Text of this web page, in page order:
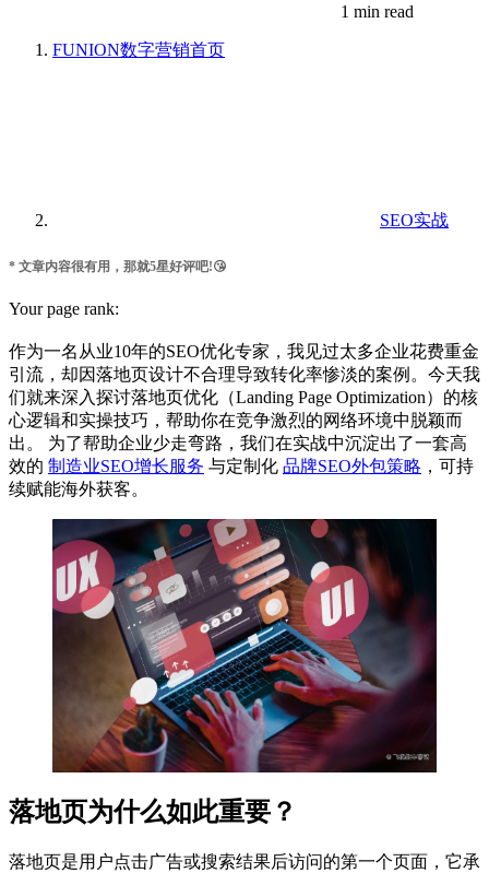
1 min read
FUNION数字营销首页
SEO实战
* 文章内容很有用，那就5星好评吧!😘
Your page rank:
作为一名从业10年的SEO优化专家，我见过太多企业花费重金
引流，却因落地页设计不合理导致转化率惨淡的案例。今天我
们就来深入探讨落地页优化（Landing Page Optimization）的核
心逻辑和实操技巧，帮助你在竞争激烈的网络环境中脱颖而
出。 为了帮助企业少走弯路，我们在实战中沉淀出了一套高
效的 制造业SEO增长服务 与定制化 品牌SEO外包策略 ，可持
续赋能海外获客。
落地页为什么如此重要？
落地页是用户点击广告或搜索结果后访问的第一个页面，它承